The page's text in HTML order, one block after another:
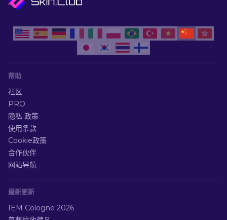
帮助
社区
PRO
隐私 政策
使用条款
Cookie政策
合作伙伴
网站导航
最新更新
IEM Cologne 2026